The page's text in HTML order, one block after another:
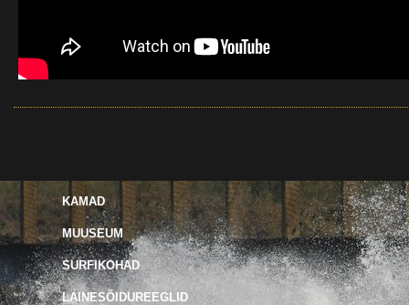
KAMAD
MUUSEUM
SURFIKOHAD
LAINESÕIDUREEGLID